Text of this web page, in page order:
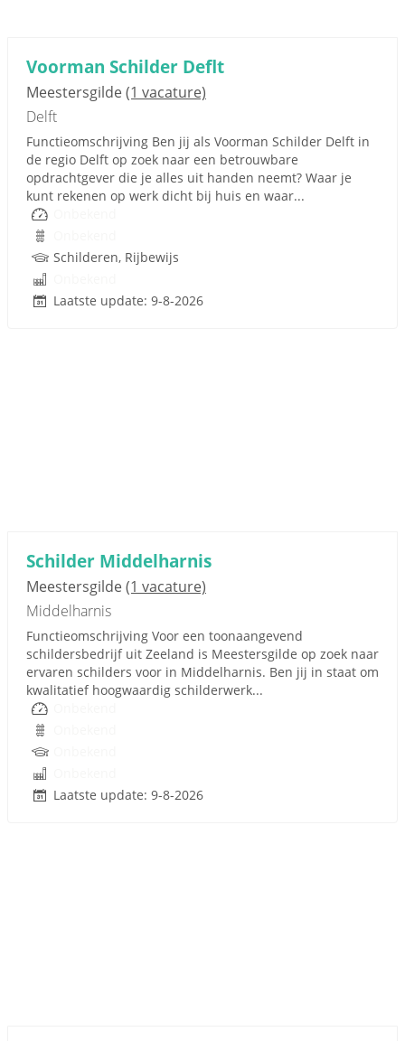
Voorman Schilder Deflt
Meestersgilde(1 vacature)
Delft
Functieomschrijving Ben jij als Voorman Schilder Delft in
de regio Delft op zoek naar een betrouwbare
opdrachtgever die je alles uit handen neemt? Waar je
kunt rekenen op werk dicht bij huis en waar...
Schilderen, Rijbewijs
Laatste update: 9-8-2026
Schilder Middelharnis
Meestersgilde(1 vacature)
Middelharnis
Functieomschrijving Voor een toonaangevend
schildersbedrijf uit Zeeland is Meestersgilde op zoek naar
ervaren schilders voor in Middelharnis. Ben jij in staat om
kwalitatief hoogwaardig schilderwerk...
Laatste update: 9-8-2026